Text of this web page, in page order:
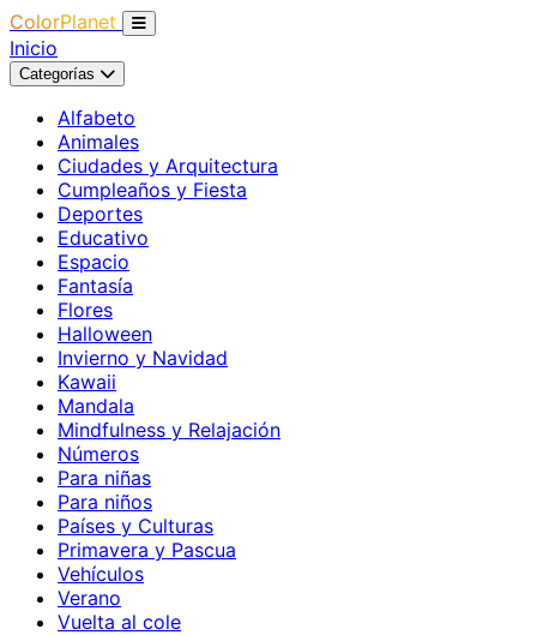
ColorPlanet
Inicio
Categorías
Alfabeto
Animales
Ciudades y Arquitectura
Cumpleaños y Fiesta
Deportes
Educativo
Espacio
Fantasía
Flores
Halloween
Invierno y Navidad
Kawaii
Mandala
Mindfulness y Relajación
Números
Para niñas
Para niños
Países y Culturas
Primavera y Pascua
Vehículos
Verano
Vuelta al cole